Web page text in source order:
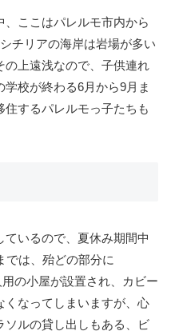
ここはパレルモ市内から
チリアの海岸は岩場が多い
の上遠浅なので、子供連れ
校が終わる6月から9月ま
するパレルモっ子たちも
いるので、夏休み期間中
では、殆どの部分に
の小屋が設置され、カビー
くなってしまいますが、心
ソルの貸し出しもある、ビ